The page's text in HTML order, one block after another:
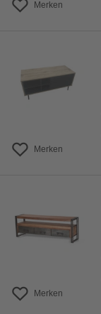
Merken
Merken
Merken